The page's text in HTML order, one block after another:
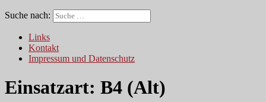
Suche nach:
Links
Kontakt
Impressum und Datenschutz
Einsatzart: B4 (Alt)